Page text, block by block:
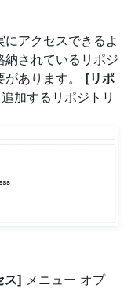
アクセスできるよ
納されているリポジ
あります。 [リポ
加するリポジトリ
ス] メニュー オプ